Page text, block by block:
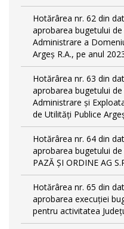
Hotărârea nr. 62 din
aprobarea bugetului
Administrare a
Argeș R.A., pe anul
Hotărârea nr. 63 din
aprobarea bugetului de
Administrare și
de Utilități Publice
Hotărârea nr. 64 din
aprobarea bugetului de
PAZĂ ȘI ORDINE AG
Hotărârea nr. 65 din
aprobarea execuției
pentru activitatea